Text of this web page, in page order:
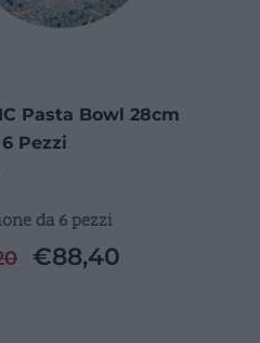
Pasta Bowl 28cm
Pezzi
da 6 pezzi
€88,40